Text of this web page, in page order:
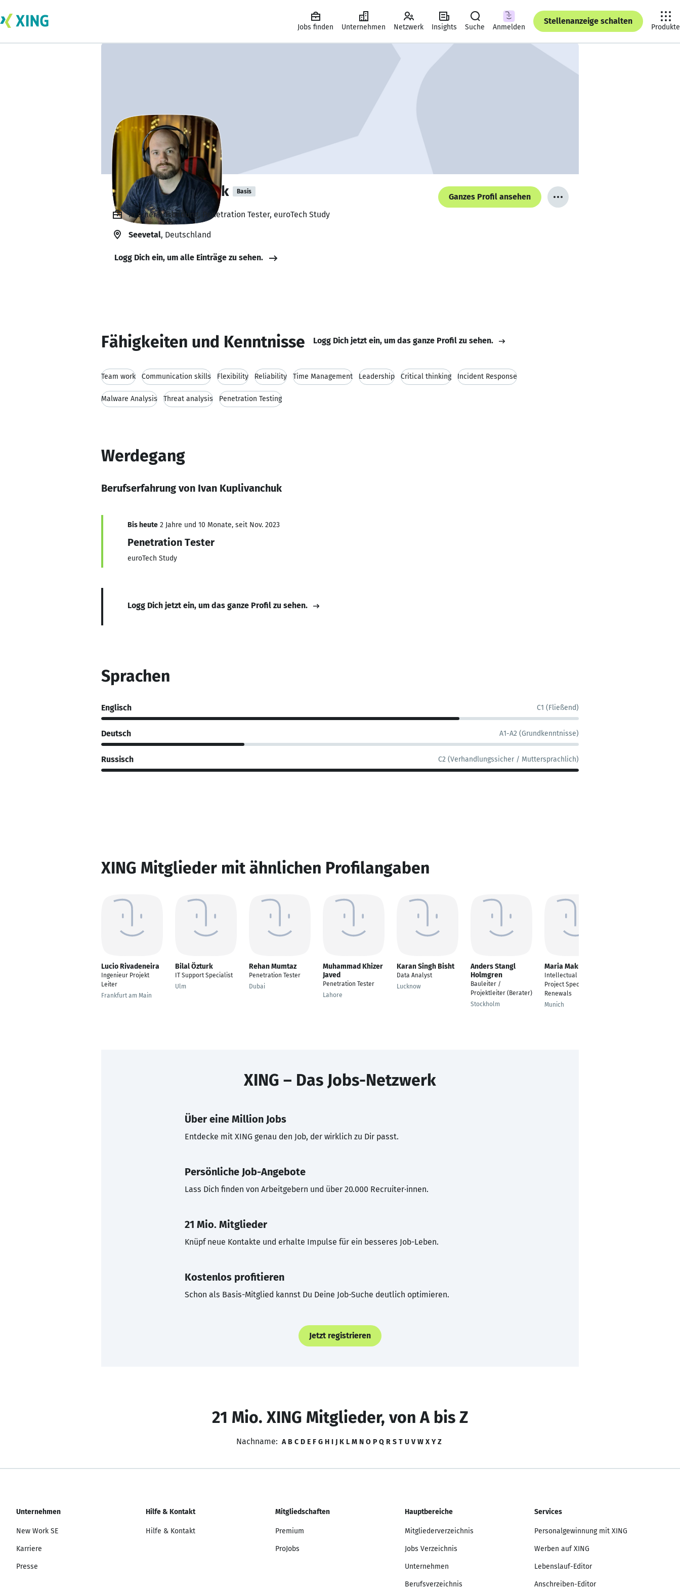
Jobs finden Unternehmen Netzwerk Insights Suche Anmelden
Stellenanzeige schalten
Produkte
Ivan Kuplivanchuk Basis
Ganzes Profil ansehen
In einer Ausbildung, Penetration Tester, euroTech Study
Seevetal, Deutschland
Logg Dich ein, um alle Einträge zu sehen.
Fähigkeiten und Kenntnisse Logg Dich jetzt ein, um das ganze Profil zu sehen.
Team work Communication skills Flexibility Reliability Time Management Leadership Critical thinking Incident Response
Malware Analysis Threat analysis Penetration Testing
Werdegang
Berufserfahrung von Ivan Kuplivanchuk
Bis heute 2 Jahre und 10 Monate, seit Nov. 2023
Penetration Tester
euroTech Study
Logg Dich jetzt ein, um das ganze Profil zu sehen.
Sprachen
Englisch C1 (Fließend)
Deutsch A1-A2 (Grundkenntnisse)
Russisch C2 (Verhandlungssicher / Muttersprachlich)
XING Mitglieder mit ähnlichen Profilangaben
Lucio Rivadeneira
Ingenieur Projekt
Leiter
Frankfurt am Main
Bilal Özturk
IT Support Specialist
Ulm
Rehan Mumtaz
Penetration Tester
Dubai
Muhammad Khizer
Javed
Penetration Tester
Lahore
Karan Singh Bisht
Data Analyst
Lucknow
Anders Stangl
Holmgren
Bauleiter /
Projektleiter (Berater)
Stockholm
Maria Makrovasili
Intellectual Property
Project Specialist
Renewals
Munich
XING – Das Jobs-Netzwerk
Über eine Million Jobs
Entdecke mit XING genau den Job, der wirklich zu Dir passt.
Persönliche Job-Angebote
Lass Dich finden von Arbeitgebern und über 20.000 Recruiter·innen.
21 Mio. Mitglieder
Knüpf neue Kontakte und erhalte Impulse für ein besseres Job-Leben.
Kostenlos profitieren
Schon als Basis-Mitglied kannst Du Deine Job-Suche deutlich optimieren.
Jetzt registrieren
21 Mio. XING Mitglieder, von A bis Z
Nachname: A B C D E F G H I J K L M N O P Q R S T U V W X Y Z
Unternehmen
New Work SE
Karriere
Presse
Hilfe & Kontakt
Hilfe & Kontakt
Mitgliedschaften
Premium
ProJobs
Hauptbereiche
Mitgliederverzeichnis
Jobs Verzeichnis
Unternehmen
Berufsverzeichnis
Services
Personalgewinnung mit XING
Werben auf XING
Lebenslauf-Editor
Anschreiben-Editor